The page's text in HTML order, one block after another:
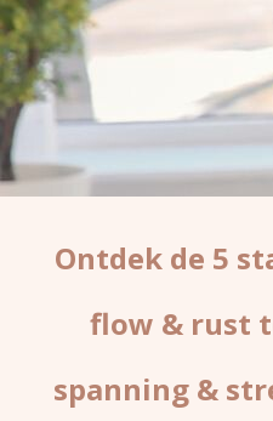
Ontdek de 5
flow & rust
spanning &